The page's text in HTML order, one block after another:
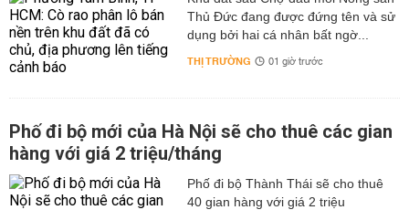
Thủ Đức đang được đứng tên và sử
dụng bởi hai cá nhân bất ngờ...
THỊ TRƯỜNG 01 giờ trước
Phố đi bộ mới của Hà Nội sẽ cho thuê các gian
hàng với giá 2 triệu/tháng
Phố đi bộ Thành Thái sẽ cho thuê
40 gian hàng với giá 2 triệu